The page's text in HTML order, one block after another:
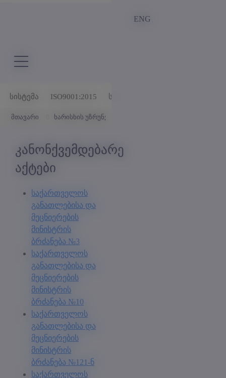
ENG
სისტემა ISO9001:2015 სამსახური
მთავარი ხარისხის უზრუნველყოფა
კანონქვემდებარე
აქტები
საქართველოს
განათლებისა და
მეცნიერების
მინისტრის
ბრძანება №3
საქართველოს
განათლებისა და
მეცნიერების
მინისტრის
ბრძანება №10
საქართველოს
განათლებისა და
მეცნიერების
მინისტრის
ბრძანება №121-ნ
საქართველოს